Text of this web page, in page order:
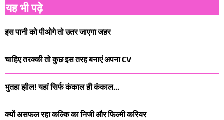
यह भी पढ़े
इस पानी को पीओगे तो उतर जाएगा जहर
चाहिए तरक्की तो कुछ इस तरह बनाएं अपना CV
भुतहा झील! यहां सिर्फ कंकाल ही कंकाल...
क्यों असफल रहा ​कल्कि का निजी और फिल्मी करियर